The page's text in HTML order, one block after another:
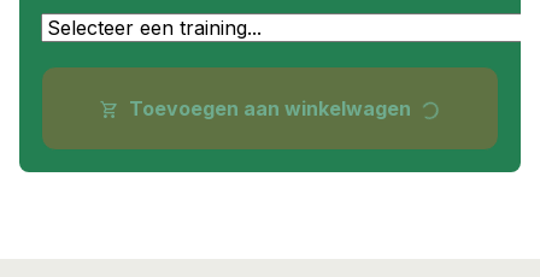
shopping_cart Toevoegen aan winkelwagen progress_activity